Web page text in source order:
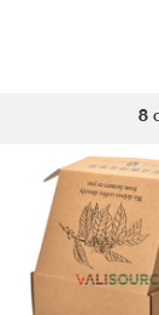
8